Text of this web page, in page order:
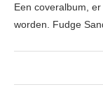
Een coveralbum,
worden. Fudge